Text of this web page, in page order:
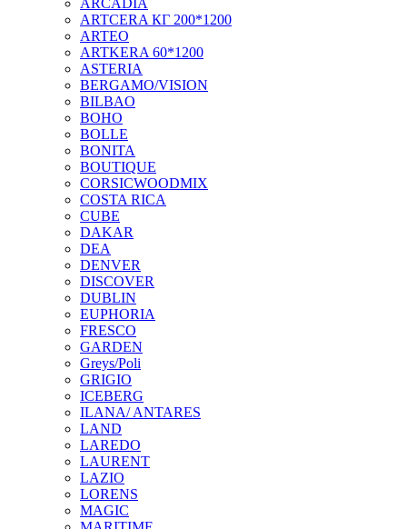
ARCADIA
ARTCERA КГ 200*1200
ARTEO
ARTKERA 60*1200
ASTERIA
BERGAMO/VISION
BILBAO
BOHO
BOLLE
BONITA
BOUTIQUE
CORSICWOODMIX
COSTA RICA
CUBE
DAKAR
DEA
DENVER
DISCOVER
DUBLIN
EUPHORIA
FRESCO
GARDEN
Greys/Poli
GRIGIO
ICEBERG
ILANA/ ANTARES
LAND
LAREDO
LAURENT
LAZIO
LORENS
MAGIC